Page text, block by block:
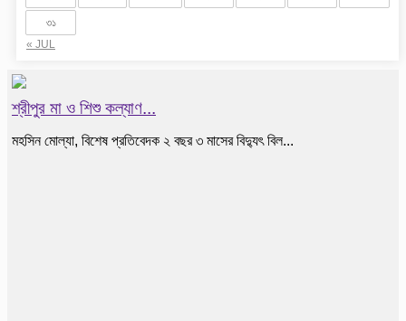
২৪ ২৫ ২৬ ২৭ ২৮ ২৯ ৩০
৩১
শ্রীপুর মা ও শিশু কল্যাণ...